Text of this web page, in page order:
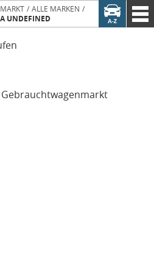
ALLE MARKEN
UNDEFINED
Gebrauchtwagenmarkt